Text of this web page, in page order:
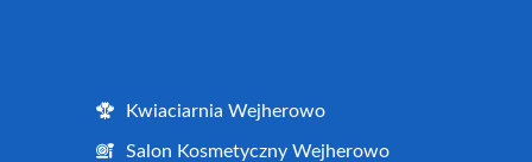
Kwiaciarnia Wejherowo
Salon Kosmetyczny Wejherowo